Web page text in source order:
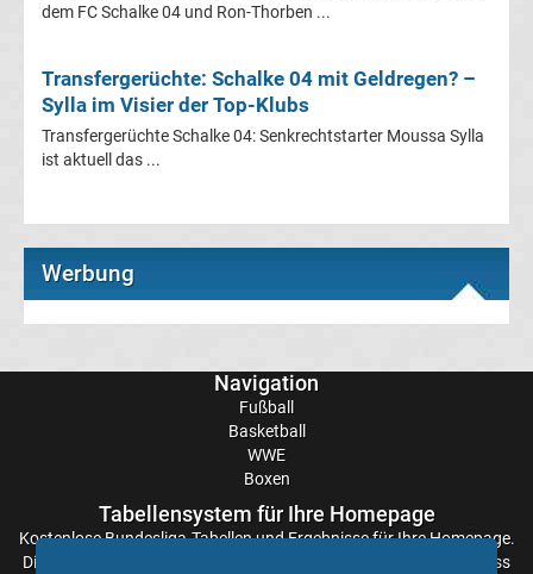
Transfergerüchte
Eintracht
Transfergerüchte
dem FC Schalke 04 und Ron-Thorben ...
Transfergerüchte: Schalke 04 mit Geldregen? –
Sylla im Visier der Top-Klubs
Transfergerüchte Schalke 04: Senkrechtstarter Moussa Sylla
ist aktuell das ...
Werbung
Navigation
Fußball
Basketball
WWE
Boxen
Tabellensystem für Ihre Homepage
KostenloseBundesliga-Tabellenund Ergebnisse für Ihre Homepage.
Die Aktualisierung der Ergebnisse erfolgt alle paar Minuten, sodass